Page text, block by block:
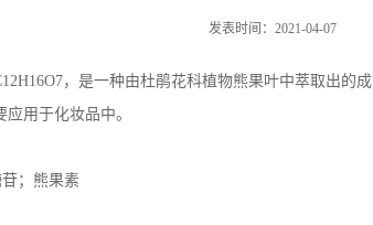
发表时间：2021-04-07
，是一种由杜鹃花科植物熊果叶中萃取出的
用于化妆品中。
；熊果素